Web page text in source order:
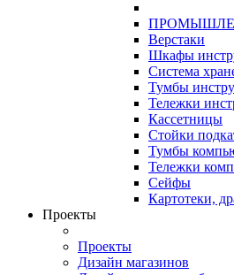
Верстаки
Шкафы
Система
Тумбы
Тележки
Кассетницы
Стойки
Тумбы
Тележки
Сейфы
Картотеки,
Проекты
Проекты
Дизайн магазинов